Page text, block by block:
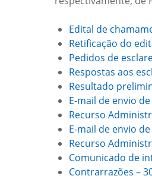
Edital de
Retificação do
Pedidos de
Respostas aos
Resultado
E-mail de envio
Recurso
E-mail de envio
Recurso
Comunicado de
Contrarrazões –